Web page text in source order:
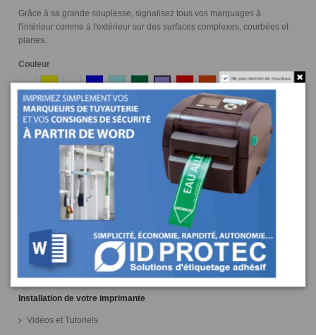
Grâce à sa grande souplesse, signalisez tous vos marquages à
l'intérieur comme à l'extérieur sur des surfaces complexes, courbées et
planes.
Couleur
BlancJauneTransparent
Bleu Bleu Ciel
Vert VioletRougeOrangeGris Ocre Marron
Noir
Guides et Conseils
Livraison
Installation de votre imprimante
Vidéos et Tutoriels
Ne pas montrer de nouveau.